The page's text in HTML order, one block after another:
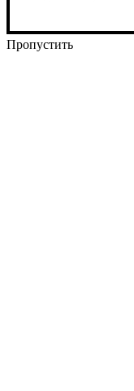
Пропустить